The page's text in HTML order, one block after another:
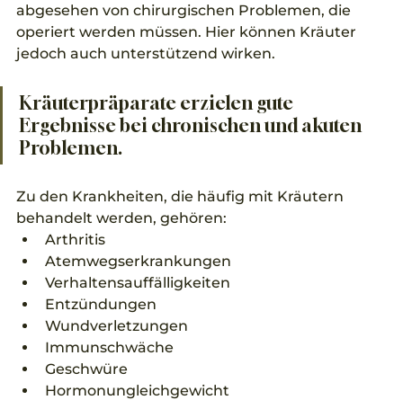
abgesehen von chirurgischen Problemen, die
operiert werden müssen. Hier können Kräuter
jedoch auch unterstützend wirken.
Kräuterpräparate erzielen gute
Ergebnisse bei chronischen und akuten
Problemen.
Zu den Krankheiten, die häufig mit Kräutern
behandelt werden, gehören:
Arthritis
Atemwegserkrankungen
Verhaltensauffälligkeiten
Entzündungen
Wundverletzungen
Immunschwäche
Geschwüre
Hormonungleichgewicht